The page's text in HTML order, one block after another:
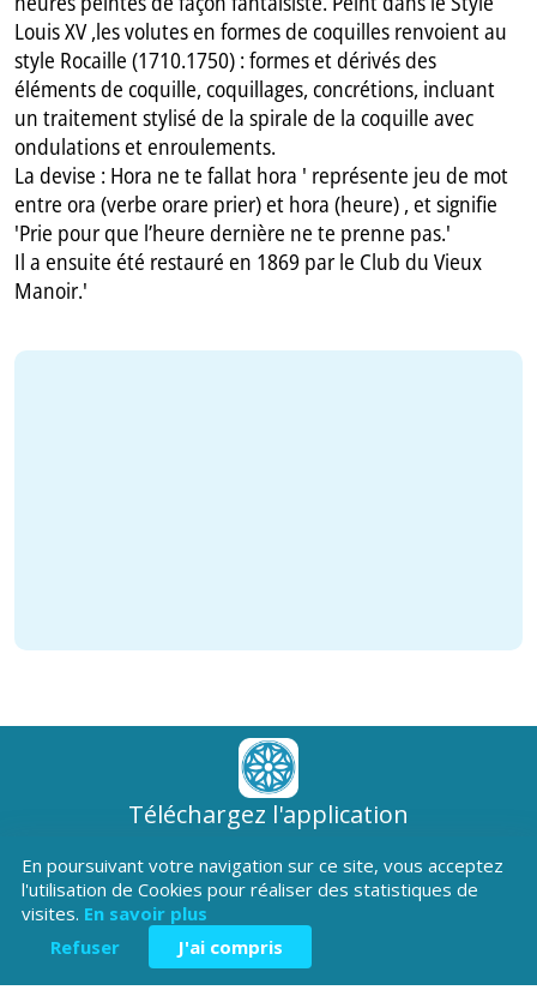
Louis XV ,les volutes en formes de coquilles renvoient au
style Rocaille (1710.1750) : formes et dérivés des
éléments de coquille, coquillages, concrétions, incluant
un traitement stylisé de la spirale de la coquille avec
ondulations et enroulements.
La devise : Hora ne te fallat hora ' représente jeu de mot
entre ora (verbe orare prier) et hora (heure) , et signifie
'Prie pour que l’heure dernière ne te prenne pas.'
Il a ensuite été restauré en 1869 par le Club du Vieux
Manoir.'
Téléchargez l'application
En poursuivant votre navigation sur ce site, vous acceptez
l'utilisation de Cookies pour réaliser des statistiques de
visites. En savoir plus
Refuser
J'ai compris